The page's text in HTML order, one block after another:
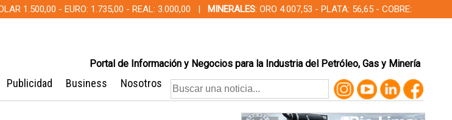
1.500,00 - EURO: 1.735,00 - REAL: 3.000,00 | MINERALES: ORO 4.007,53 - PLATA: 56,65 - COBRE:
Portal de Información y Negocios para la Industria del Petróleo, Gas y Minería
Publicidad Business Nosotros